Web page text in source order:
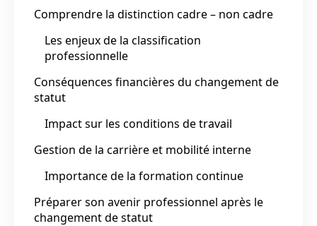
Comprendre la distinction cadre – non cadre
Les enjeux de la classification
professionnelle
Conséquences financières du changement de
statut
Impact sur les conditions de travail
Gestion de la carrière et mobilité interne
Importance de la formation continue
Préparer son avenir professionnel après le
changement de statut